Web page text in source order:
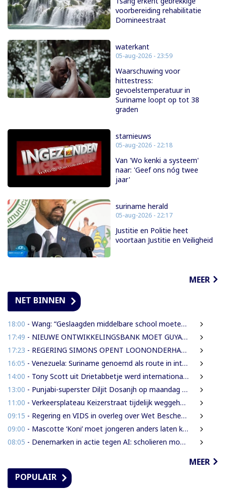
voorbereiding rehabilitatie
Domineestraat
waterkant
05-aug-2026 - 23:59
Waarschuwing voor
hittestress:
gevoelstemperatuur in
Suriname loopt op tot 38
graden
starnieuws
05-aug-2026 - 22:18
Van 'Wo kenki a systeem'
naar: 'Geef ons nóg twee
jaar'
suriname herald
05-aug-2026 - 22:17
Justitie en Politie heet
voortaan Justitie en Veiligheid
MEER
NET BINNEN
18:00 - Wang: “Geslaagden middelbare school moeten 450 SRD betalen om diploma te ontvangen”
17:49 - NIEUWE ONTWIKKELINGSBANK MOET GUYANESE BEDRIJVEN KLAARSTOMEN OM BUITENLANDSE BEDRIJVEN TE VERVANGEN
17:23 - REGERING SIMONS OPENT LOONONDERHANDELINGEN MET OVERHEIDSVAKBONDEN NA LICHTE FINANCIËLE ADEMRUIMTE
16:05 - Venezuela: Suriname genoemd als route in internationale cocaïnesmokkel naar Europa
14:00 - Tony Scott uit Drietabbetje werd internationaal bekend door zijn hiphouse muziek
13:00 - Punjabi-superster Diljit Dosanjh op maandag 7 september in Ziggo Dome
11:00 - Verkeersplateau Keizerstraat tijdelijk weggehaald vanwege chaos rond Domineestraat
09:15 - Regering en VIDS in overleg over Wet Bescherming Woon- en Leefgebieden
09:00 - Mascotte ‘Koni’ moet jongeren anders laten kijken naar Surinaamse houtsector
08:05 - Denemarken in actie tegen AI: scholieren moeten extra mondelinge examens doen
MEER
POPULAIR